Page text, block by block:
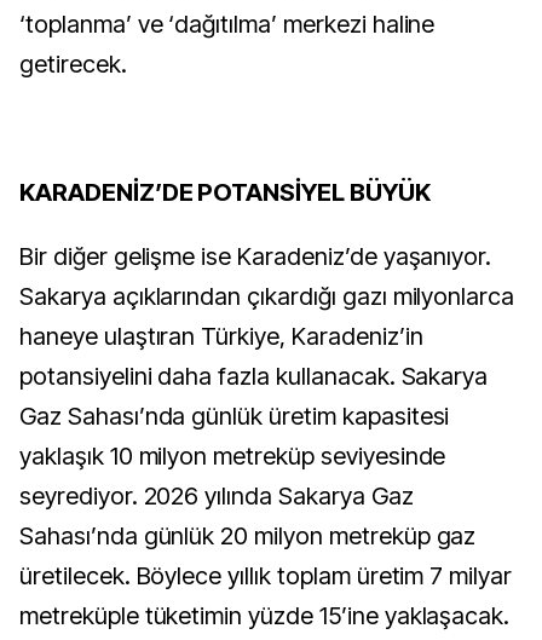
‘toplanma’ ve ‘dağıtılma’ merkezi haline
getirecek.
KARADENİZ’DE POTANSİYEL BÜYÜK
Bir diğer gelişme ise Karadeniz’de yaşanıyor.
Sakarya açıklarından çıkardığı gazı milyonlarca
haneye ulaştıran Türkiye, Karadeniz’in
potansiyelini daha fazla kullanacak. Sakarya
Gaz Sahası’nda günlük üretim kapasitesi
yaklaşık 10 milyon metreküp seviyesinde
seyrediyor. 2026 yılında Sakarya Gaz
Sahası’nda günlük 20 milyon metreküp gaz
üretilecek. Böylece yıllık toplam üretim 7 milyar
metreküple tüketimin yüzde 15’ine yaklaşacak.